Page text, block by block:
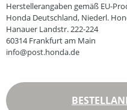
Herstellerangaben gemäß EU-
Honda Deutschland, Niederl.
Hanauer Landstr. 222-224
60314 Frankfurt am Main
info@post.honda.de